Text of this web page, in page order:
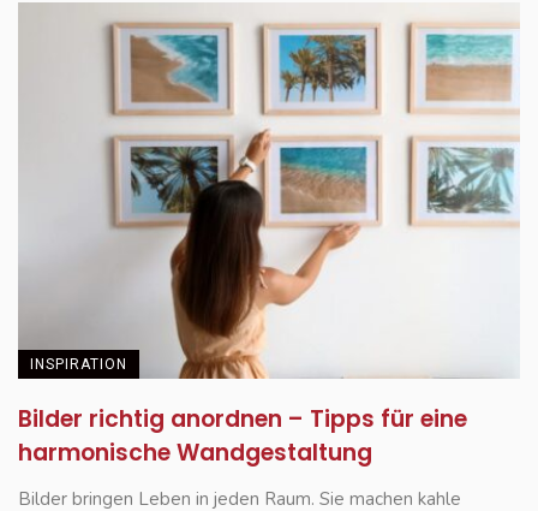
INSPIRATION
Bilder richtig anordnen – Tipps für eine
harmonische Wandgestaltung
Bilder bringen Leben in jeden Raum. Sie machen kahle